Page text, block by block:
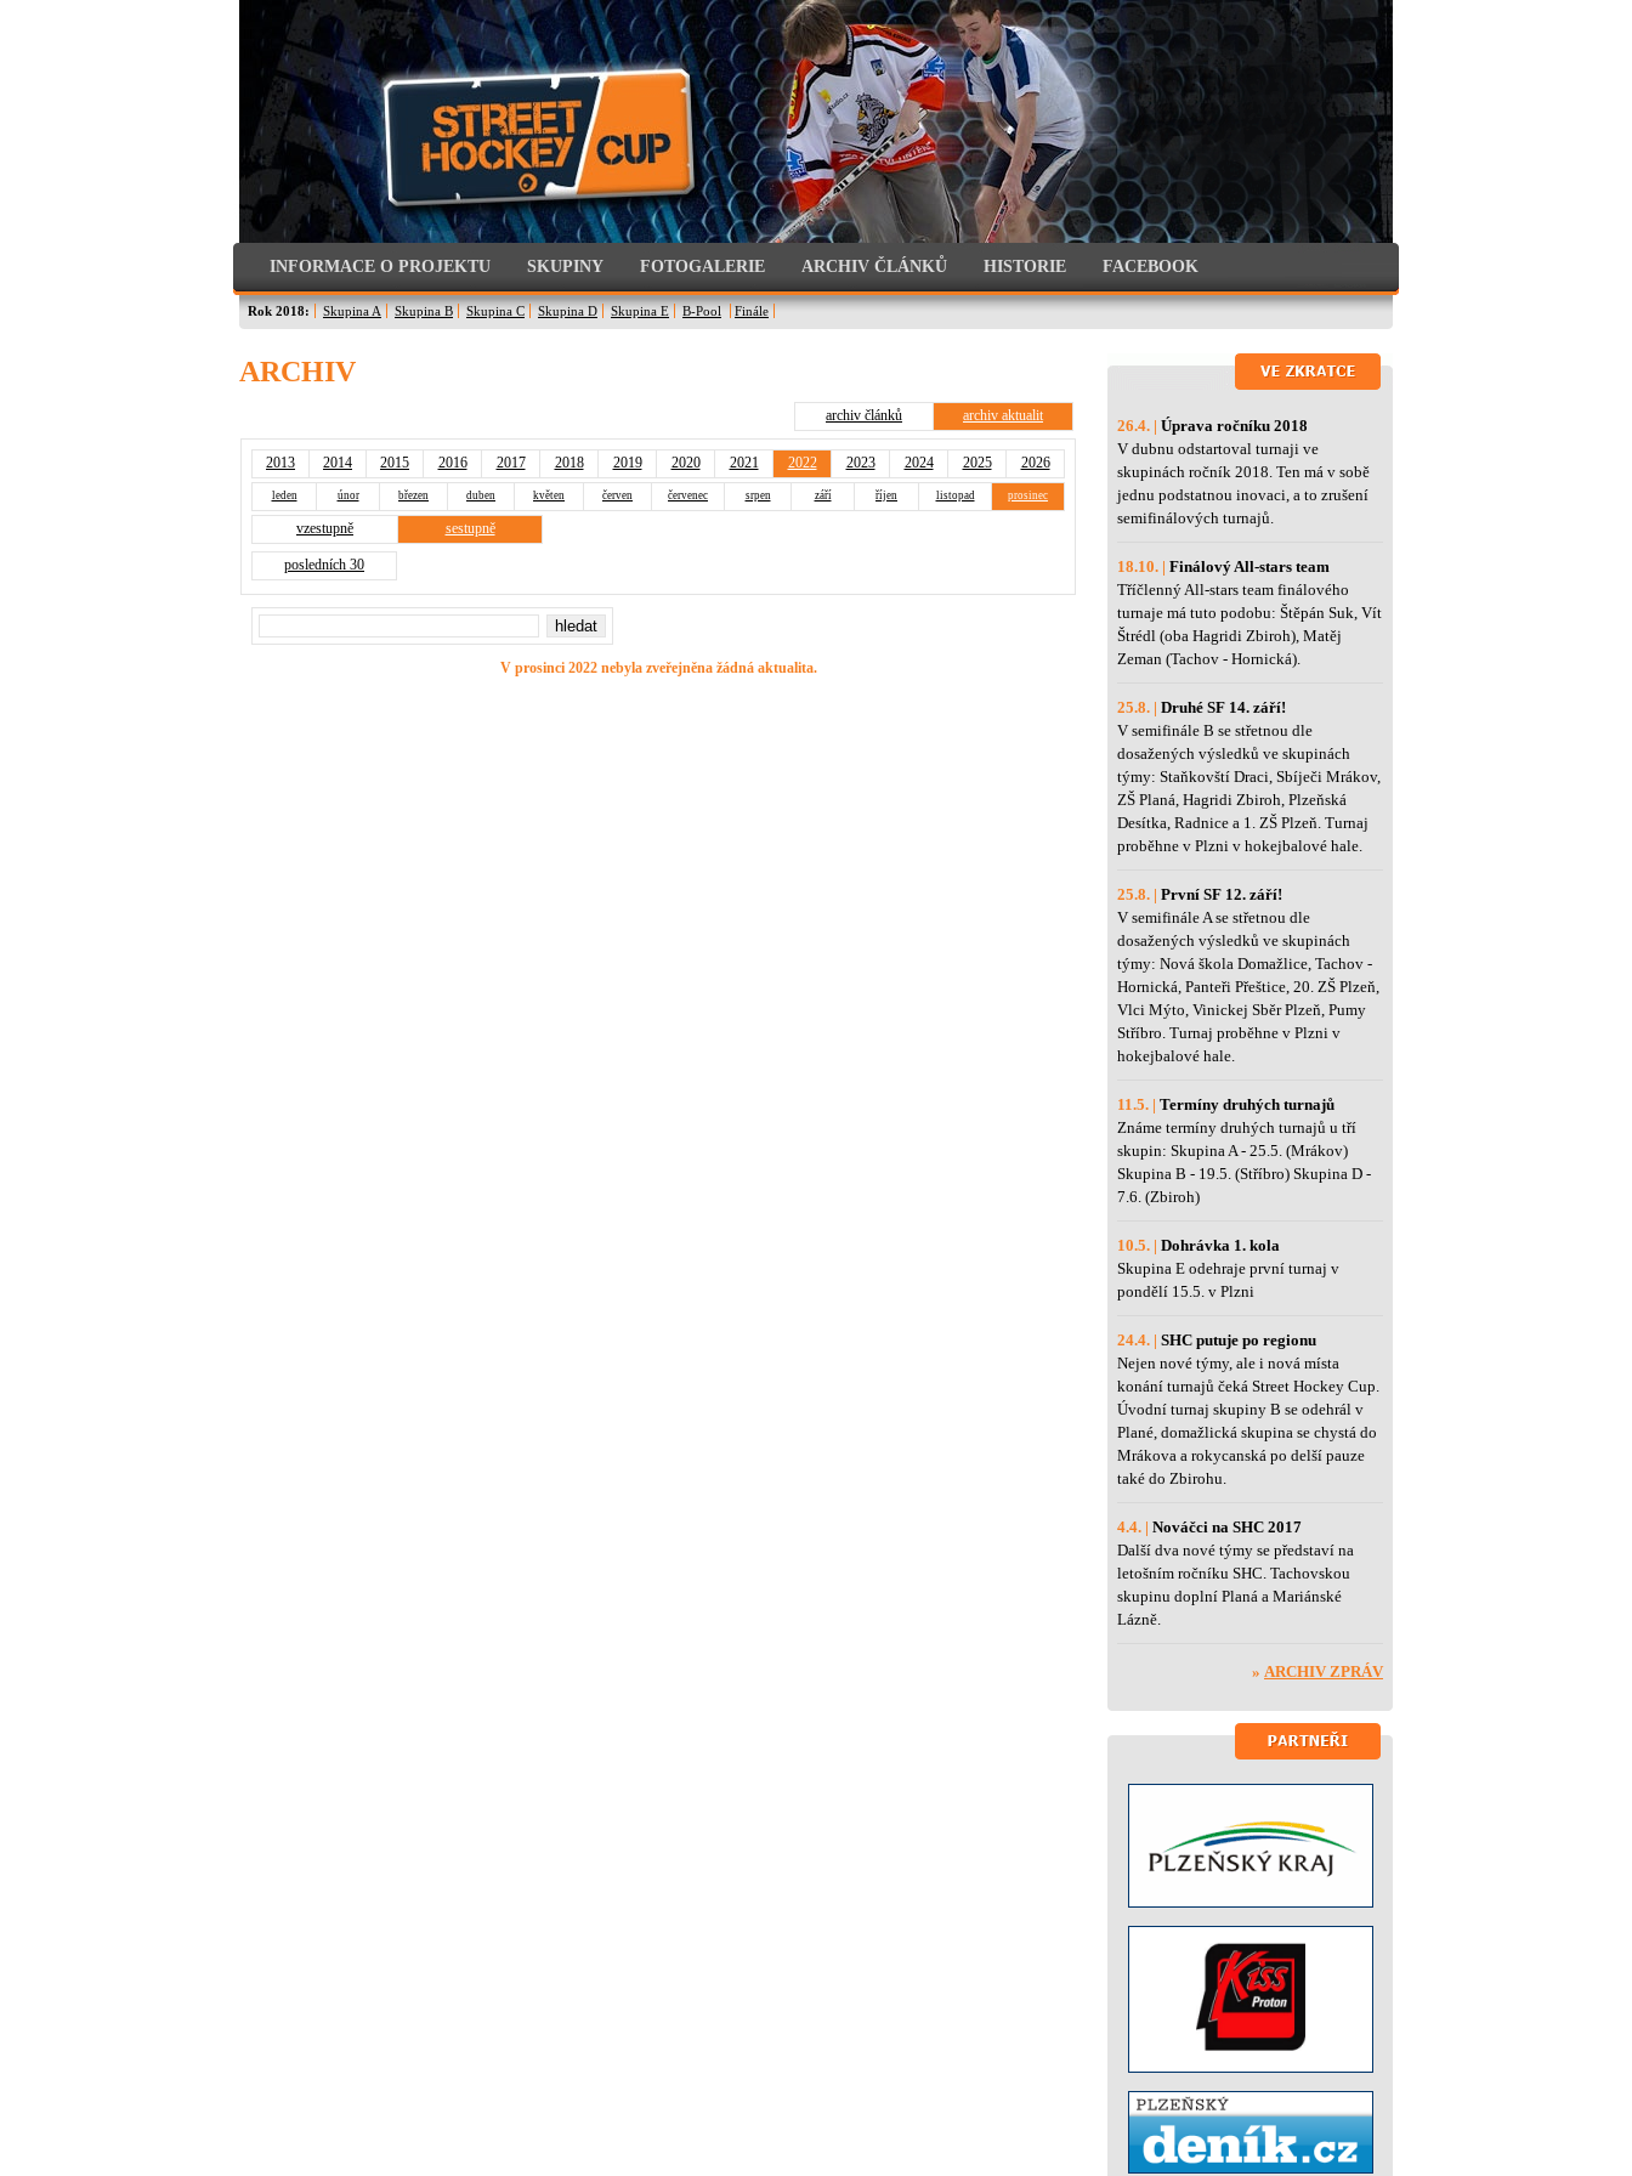
INFORMACE O PROJEKTU SKUPINY FOTOGALERIE ARCHIV ČLÁNKŮ HISTORIE FACEBOOK
Rok 2018: Skupina A Skupina B Skupina C Skupina D Skupina E B-Pool Finále
ARCHIV
archiv článků archiv aktualit
2013 2014 2015 2016 2017 2018 2019 2020 2021 2022 2023 2024 2025 2026
leden únor březen duben květen červen červenec srpen září říjen listopad prosinec
vzestupně sestupně
posledních 30
V prosinci 2022 nebyla zveřejněna žádná aktualita.
26.4. | Úprava ročníku 2018
V dubnu odstartoval turnaji ve
skupinách ročník 2018. Ten má v sobě
jednu podstatnou inovaci, a to zrušení
semifinálových turnajů.
18.10. | Finálový All-stars team
Tříčlenný All-stars team finálového
turnaje má tuto podobu: Štěpán Suk, Vít
Štrédl (oba Hagridi Zbiroh), Matěj
Zeman (Tachov - Hornická).
25.8. | Druhé SF 14. září!
V semifinále B se střetnou dle
dosažených výsledků ve skupinách
týmy: Staňkovští Draci, Sbíječi Mrákov,
ZŠ Planá, Hagridi Zbiroh, Plzeňská
Desítka, Radnice a 1. ZŠ Plzeň. Turnaj
proběhne v Plzni v hokejbalové hale.
25.8. | První SF 12. září!
V semifinále A se střetnou dle
dosažených výsledků ve skupinách
týmy: Nová škola Domažlice, Tachov -
Hornická, Panteři Přeštice, 20. ZŠ Plzeň,
Vlci Mýto, Vinickej Sběr Plzeň, Pumy
Stříbro. Turnaj proběhne v Plzni v
hokejbalové hale.
11.5. | Termíny druhých turnajů
Známe termíny druhých turnajů u tří
skupin: Skupina A - 25.5. (Mrákov)
Skupina B - 19.5. (Stříbro) Skupina D -
7.6. (Zbiroh)
10.5. | Dohrávka 1. kola
Skupina E odehraje první turnaj v
pondělí 15.5. v Plzni
24.4. | SHC putuje po regionu
Nejen nové týmy, ale i nová místa
konání turnajů čeká Street Hockey Cup.
Úvodní turnaj skupiny B se odehrál v
Plané, domažlická skupina se chystá do
Mrákova a rokycanská po delší pauze
také do Zbirohu.
4.4. | Nováčci na SHC 2017
Další dva nové týmy se představí na
letošním ročníku SHC. Tachovskou
skupinu doplní Planá a Mariánské
Lázně.
» ARCHIV ZPRÁV